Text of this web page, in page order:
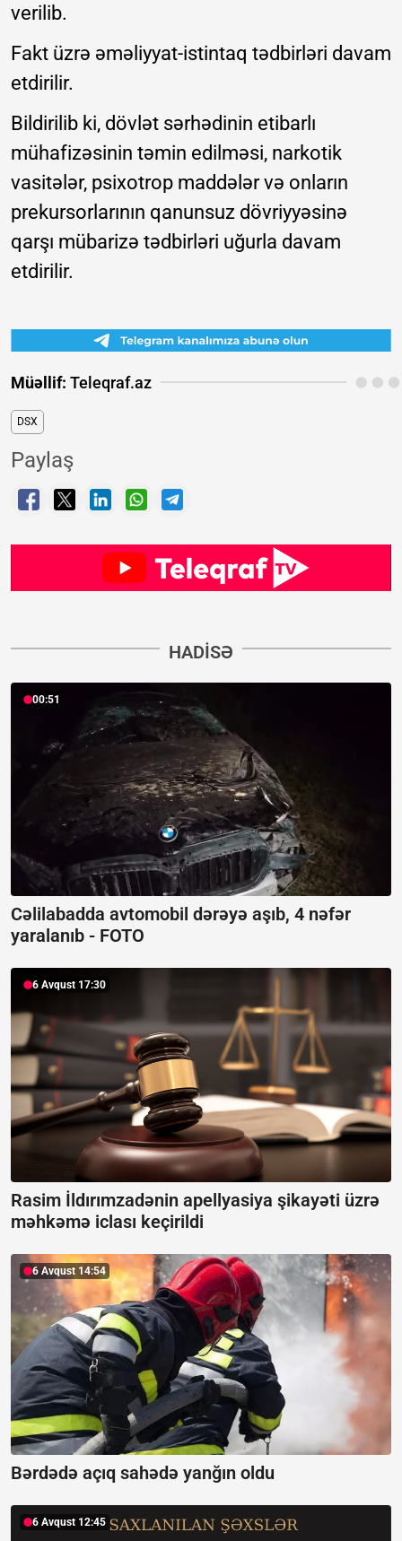
verilib.
Fakt üzrə əməliyyat-istintaq tədbirləri davam
etdirilir.
Bildirilib ki, dövlət sərhədinin etibarlı
mühafizəsinin təmin edilməsi, narkotik
vasitələr, psixotrop maddələr və onların
prekursorlarının qanunsuz dövriyyəsinə
qarşı mübarizə tədbirləri uğurla davam
etdirilir.
Müəllif: Teleqraf.az
DSX
Paylaş
HADISƏ
00:51
Cəlilabadda avtomobil dərəyə aşıb, 4 nəfər
yaralanıb - FOTO
6 Avqust 17:30
Rasim İldırımzadənin apellyasiya şikayəti üzrə
məhkəmə iclası keçirildi
6 Avqust 14:54
Bərdədə açıq sahədə yanğın oldu
6 Avqust 12:45